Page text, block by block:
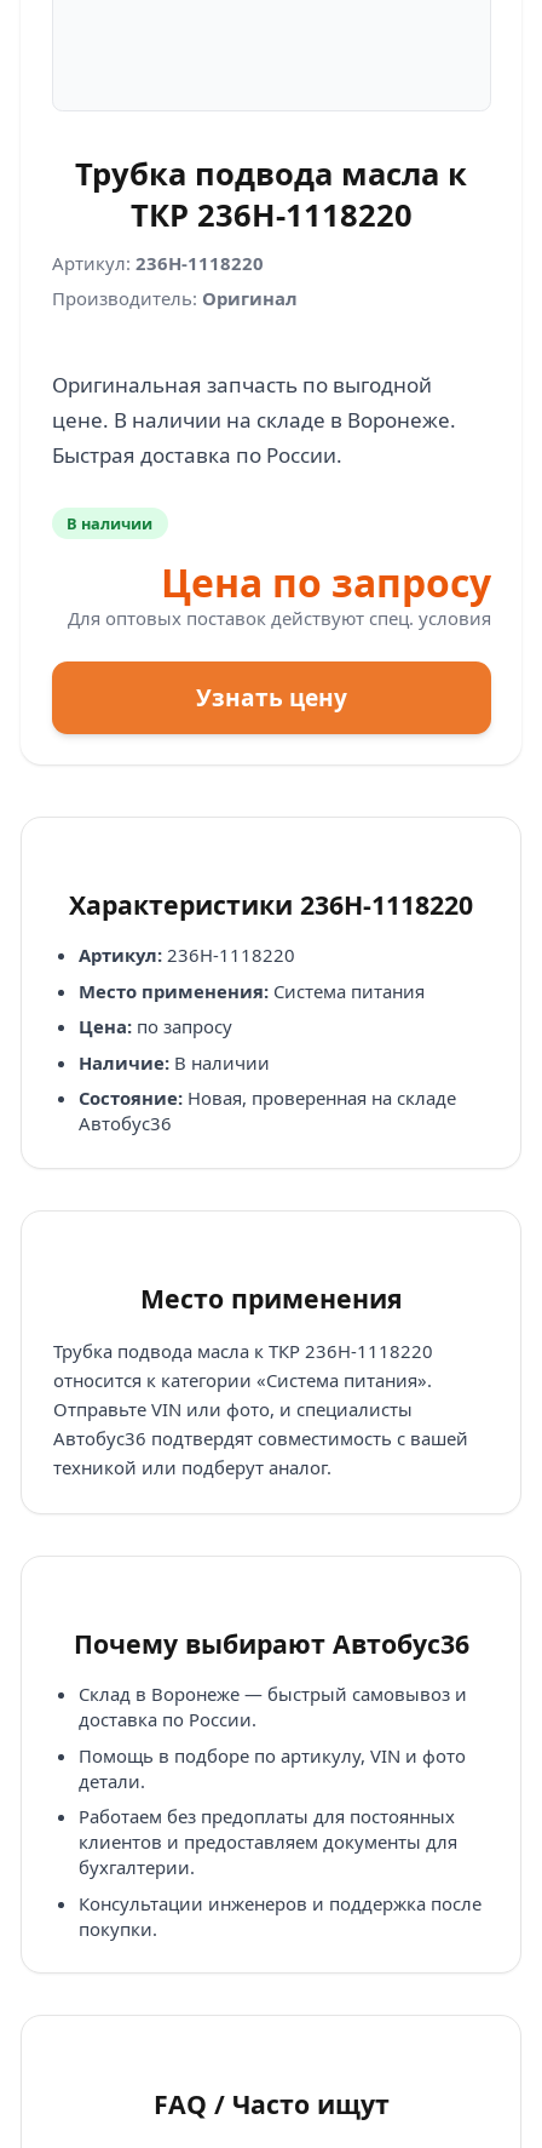
Трубка подвода масла к
ТКР 236Н-1118220
Артикул: 236Н-1118220
Производитель: Оригинал
Оригинальная запчасть по выгодной
цене. В наличии на складе в Воронеже.
В наличии
Цена по запросу
Для оптовых поставок действуют спец. условия
Узнать цену
Характеристики 236Н-1118220
Артикул:236Н-1118220
Место применения:Система питания
Цена:по запросу
Наличие:В наличии
Состояние:Новая, проверенная на складе
Автобус36
Место применения
Трубка подвода масла к ТКР 236Н-1118220
относится к категории «Система питания».
Отправьте VIN или фото, и специалисты
Автобус36 подтвердят совместимость с вашей
техникой или подберут аналог.
Почему выбирают Автобус36
Склад в Воронеже — быстрый самовывоз и
доставка по России.
Помощь в подборе по артикулу, VIN и фото
детали.
Работаем без предоплаты для постоянных
клиентов и предоставляем документы для
бухгалтерии.
Консультации инженеров и поддержка после
покупки.
FAQ / Часто ищут